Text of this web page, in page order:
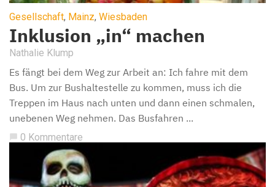
Gesellschaft, Mainz, Wiesbaden
Inklusion „in“ machen
Nathalie Klump
Es fängt bei dem Weg zur Arbeit an: Ich fahre mit dem
Bus. Um zur Bushaltestelle zu kommen, muss ich die
Treppen im Haus nach unten und dann einen schmalen,
unebenen Weg nehmen. Das Busfahren ...
chat_bubble 0 Kommentare